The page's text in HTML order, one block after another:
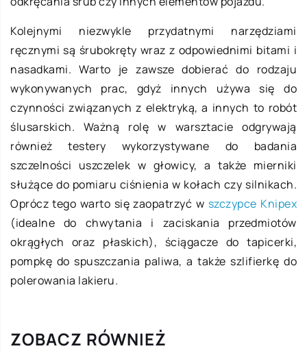
Kolejnymi niezwykle przydatnymi narzędziami
ręcznymi są śrubokręty wraz z odpowiednimi bitami i
nasadkami. Warto je zawsze dobierać do rodzaju
wykonywanych prac, gdyż innych używa się do
czynności związanych z elektryką, a innych to robót
ślusarskich. Ważną rolę w warsztacie odgrywają
również testery wykorzystywane do badania
szczelności uszczelek w głowicy, a także mierniki
służące do pomiaru ciśnienia w kołach czy silnikach.
Oprócz tego warto się zaopatrzyć w szczypce Knipex
(idealne do chwytania i zaciskania przedmiotów
okrągłych oraz płaskich), ściągacze do tapicerki,
pompkę do spuszczania paliwa, a także szlifierkę do
polerowania lakieru.
ZOBACZ RÓWNIEŻ